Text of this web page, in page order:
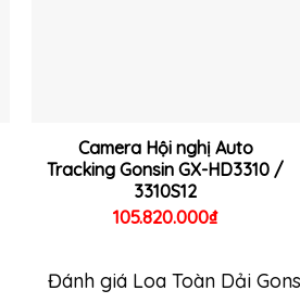
Camera Hội nghị Auto
Tracking Gonsin GX-HD3310 /
3310S12
105.820.000₫
Đánh giá Loa Toàn Dải